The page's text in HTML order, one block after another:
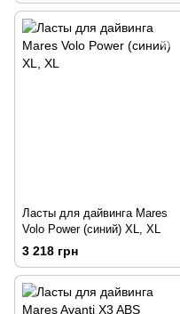
Ласты для дайвинга Mares
Volo Power (синий) XL, XL
3 218 грн